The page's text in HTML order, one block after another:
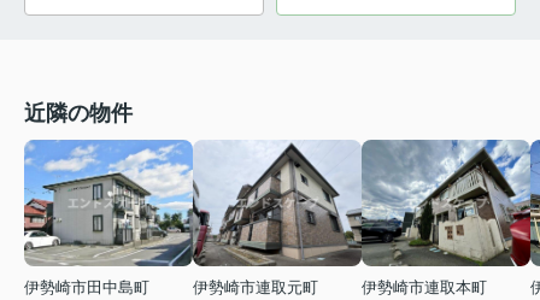
近隣の物件
伊勢崎市田中島町
伊勢崎市連取元町
伊勢崎市連取本町